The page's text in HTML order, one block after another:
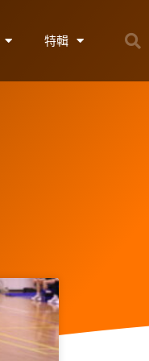
特輯